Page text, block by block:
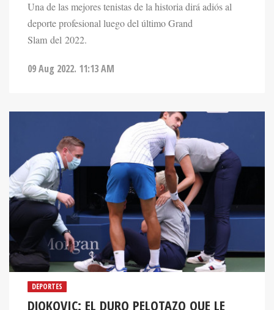
Una de las mejores tenistas de la historia dirá adiós al
deporte profesional luego del último Grand
Slam del 2022.
09 Aug 2022. 11:13 AM
DEPORTES
DJOKOVIC: EL DURO PELOTAZO QUE LE